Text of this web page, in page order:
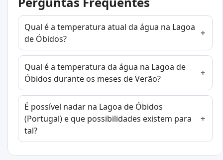
Qual é a temperatura atual da água na Lagoa
de Óbidos?
Qual é a temperatura da água na Lagoa de
Óbidos durante os meses de Verão?
É possível nadar na Lagoa de Óbidos
(Portugal) e que possibilidades existem para
tal?